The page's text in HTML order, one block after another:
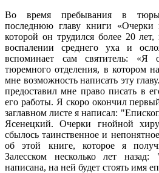
Во время пребывания в
последнюю главу книги «Очерки
которой он трудился более 20
воспалении среднего уха и
вспоминает сам святитель: «Я
тюремного отделения, в котором
мне возможность написать эту
предоставил мне право писать в
его работы. Я скоро окончил
заглавном листе я написал:
Ясенецкий. Очерки гнойной
сбылось таинственное и
об этой книге, которое я
Залесском несколько лет
написана, на ней будет стоять имя